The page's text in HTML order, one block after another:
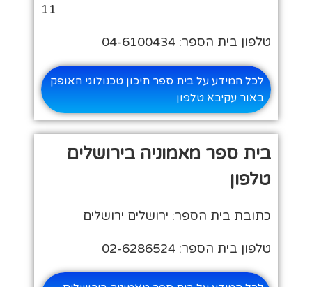
11
טלפון בית הספר: 04-6100434
לכל המידע על בית ספר תיכון טכנולוגי האופק
באור עקיבא טלפון
בית ספר מאמוניה בירושלים
טלפון
כתובת בית הספר: ירושלים ירושלים
טלפון בית הספר: 02-6286524